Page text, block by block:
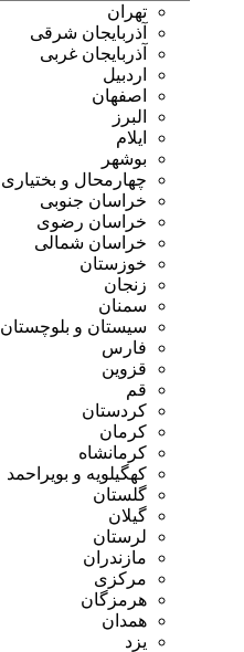
تهران
آذربایجان شرقی
آذربایجان غربی
اردبیل
اصفهان
البرز
ایلام
بوشهر
چهارمحال و بختیاری
خراسان جنوبی
خراسان رضوی
خراسان شمالی
خوزستان
زنجان
سمنان
سیستان و بلوچستان
فارس
قزوین
قم
کردستان
کرمان
کرمانشاه
کهگیلویه و بویراحمد
گلستان
گیلان
لرستان
مازندران
مرکزی
هرمزگان
همدان
یزد